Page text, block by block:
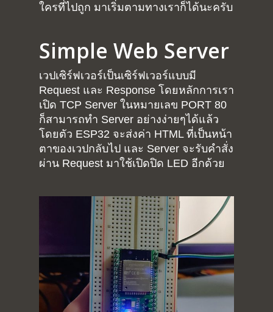
ใครที่ไปถูก มาเริ่มตามทางเราก็ได้นะครับ
Simple Web Server
เวปเซิร์ฟเวอร์เป็นเซิร์ฟเวอร์แบบมี
Request และ Response โดยหลักการเรา
เปิด TCP Server ในหมายเลข PORT 80
ก็สามารถทำ Server อย่างง่ายๆได้แล้ว
โดยตัว ESP32 จะส่งค่า HTML ที่เป็นหน้า
ตาของเวปกลับไป และ Server จะรับคำสั่ง
ผ่าน Request มาใช้เปิดปิด LED อีกด้วย